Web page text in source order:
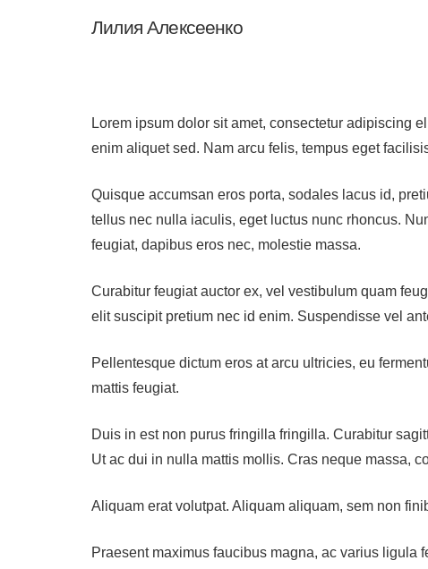
Лилия Алексеенко
Lorem ipsum dolor sit amet, consectetur adipiscing
enim aliquet sed. Nam arcu felis, tempus eget
Quisque accumsan eros porta, sodales lacus id,
tellus nec nulla iaculis, eget luctus nunc rhoncus.
feugiat, dapibus eros nec, molestie massa.
Curabitur feugiat auctor ex, vel vestibulum quam
elit suscipit pretium nec id enim. Suspendisse vel
Pellentesque dictum eros at arcu ultricies, eu
mattis feugiat.
Duis in est non purus fringilla fringilla. Curabitur
Ut ac dui in nulla mattis mollis. Cras neque massa,
Aliquam erat volutpat. Aliquam aliquam, sem non
Praesent maximus faucibus magna, ac varius ligula